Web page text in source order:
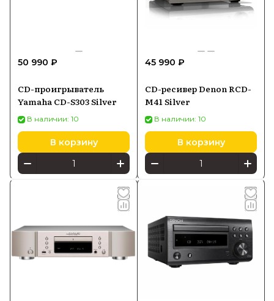
50 990 ₽
CD-проигрыватель
Yamaha CD-S303 Silver
В наличии: 10
В корзину
45 990 ₽
CD-ресивер Denon RCD-
M41 Silver
В наличии: 10
В корзину